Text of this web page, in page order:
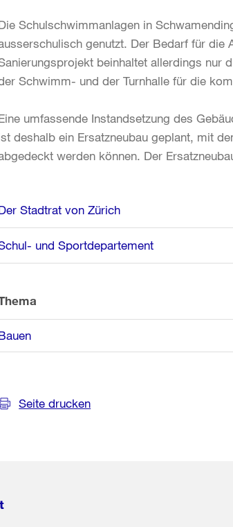
Schulschwimmanlagen in
genutzt. Der Bedarf für die
beinhaltet allerdings nur
Schwimm- und der Turnhalle für die
umfassende Instandsetzung des
deshalb ein Ersatzneubau geplant, mit
werden können. Der
Stadtrat von Zürich
und Sportdepartement
Seite drucken